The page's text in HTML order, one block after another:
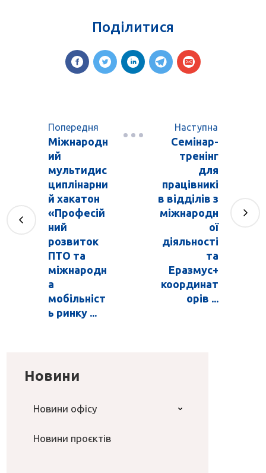
Поділитися
Попередня
Міжнародн
ий
мультидис
циплінарни
й хакатон
«Професій
ний
розвиток
ПТО та
міжнародн
а
мобільніст
ь ринку ...
Наступна
Семінар-
тренінг
для
працівникі
в відділів з
міжнародн
ої
діяльності
та
Еразмус+
координат
орів ...
Новини
Новини офісу
Новини проєктів